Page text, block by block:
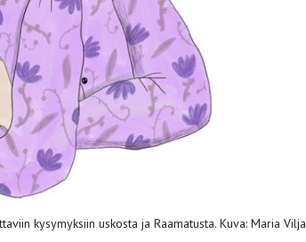
kysymyksiin uskosta ja Raamatusta. Kuva: Maria Vilja